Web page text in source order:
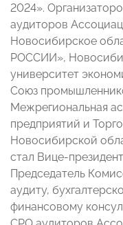
2024».
аудиторов
Новосибирское
РОССИИ»,
университет
Союз
Межрегиональная
предприятий и
Новосибирской
стал Вице-
Председатель
аудиту,
финансовому